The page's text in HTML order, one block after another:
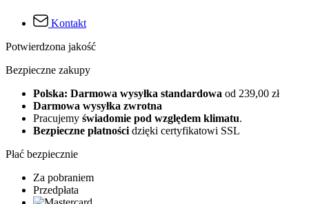
Kontakt
Potwierdzona jakość
Bezpieczne zakupy
Polska: Darmowa wysyłka standardowa od 239,00 zł
Darmowa wysyłka zwrotna
Pracujemy świadomie pod względem klimatu.
Bezpieczne płatności dzięki certyfikatowi SSL
Płać bezpiecznie
Za pobraniem
Przedpłata